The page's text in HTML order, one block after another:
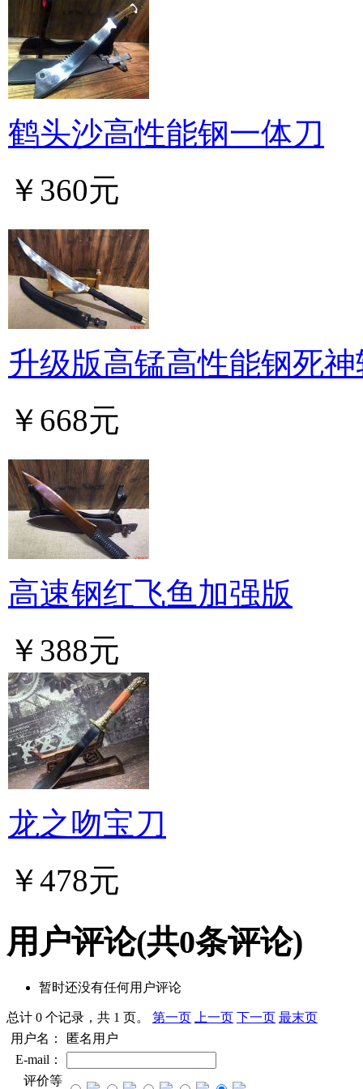
鹤头沙高性能钢一体刀
￥360元
升级版高锰高性能钢死
￥668元
高速钢红飞鱼加强版
￥388元
龙之吻宝刀
￥478元
用户评论(共0条评论)
暂时还没有任何用户评论
总计 0 个记录，共 1 页。 第一页 上一页 下一页 最末页
用户名：
匿名用户
E-mail：
评价等